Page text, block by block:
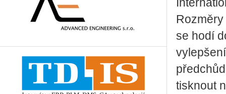
se hodí
tisknout